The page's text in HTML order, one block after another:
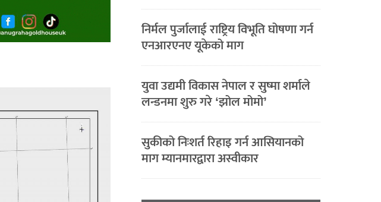
निर्मल पुर्जालाई राष्ट्रिय विभूति घोषणा गर्न
एनआरएनए यूकेको माग
युवा उद्यमी विकास नेपाल र सुष्मा शर्माले
लन्डनमा शुरु गरे ‘झोल मोमो’
सुकीको निःशर्त रिहाइ गर्न आसियानको
माग म्यानमारद्वारा अस्वीकार